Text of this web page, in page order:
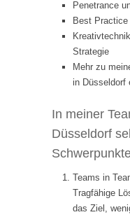
Penetrance
Best Practice
Strategie
Mehr zu
in Düsseldorf
In meiner
Düsseldorf
Teams in
Tragfähige
das Ziel,